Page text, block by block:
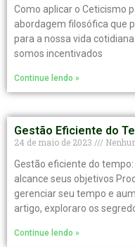
Como aplicar o Ceticismo
abordagem filosófica que
para a nossa vida
somos incentivados
Continue lendo »
Gestão Eficiente do
24 de maio de 2023
Gestão eficiente do
alcance seus objetivos
gerenciar seu tempo e
artigo, exploraro os
Continue lendo »